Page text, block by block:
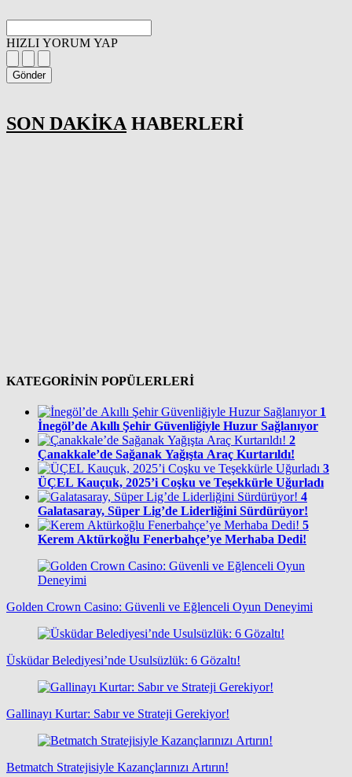
HIZLI YORUM YAP
Gönder
SON DAKİKA HABERLERİ
KATEGORİNİN POPÜLERLERİ
1
İnegöl’de Akıllı Şehir Güvenliğiyle Huzur Sağlanıyor
2
Çanakkale’de Sağanak Yağışta Araç Kurtarıldı!
3
ÜÇEL Kauçuk, 2025’i Coşku ve Teşekkürle Uğurladı
4
Galatasaray, Süper Lig’de Liderliğini Sürdürüyor!
5
Kerem Aktürkoğlu Fenerbahçe’ye Merhaba Dedi!
Golden Crown Casino: Güvenli ve Eğlenceli Oyun Deneyimi
Üsküdar Belediyesi’nde Usulsüzlük: 6 Gözaltı!
Gallinayı Kurtar: Sabır ve Strateji Gerekiyor!
Betmatch Stratejisiyle Kazançlarınızı Artırın!